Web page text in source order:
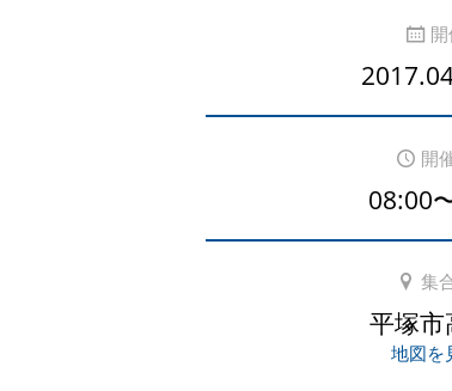
開
08:00
集
平塚市
地図を